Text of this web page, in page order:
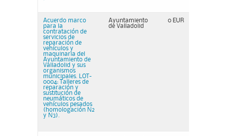
Acuerdo marco
para la
contratación de
servicios de
reparación de
vehículos y
maquinaria del
Ayuntamiento de
Valladolid y sus
organismos
municipales. LOT-
0004: Talleres de
reparación y
sustitución de
neumáticos de
vehículos pesados
(homologación N2
y N3).
Ayuntamiento
de Valladolid
0 EUR